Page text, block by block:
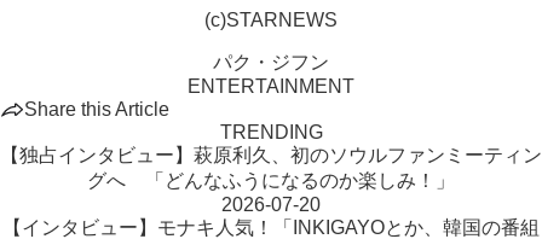
(c)STARNEWS
パク・ジフン
ENTERTAINMENT
Share this Article
TRENDING
【独占インタビュー】萩原利久、初のソウルファンミーティン
グへ 「どんなふうになるのか楽しみ！」
2026-07-20
【インタビュー】モナキ人気！「INKIGAYOとか、韓国の番組